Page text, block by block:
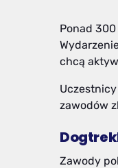
Ponad
chcą
zawodów
Zawody